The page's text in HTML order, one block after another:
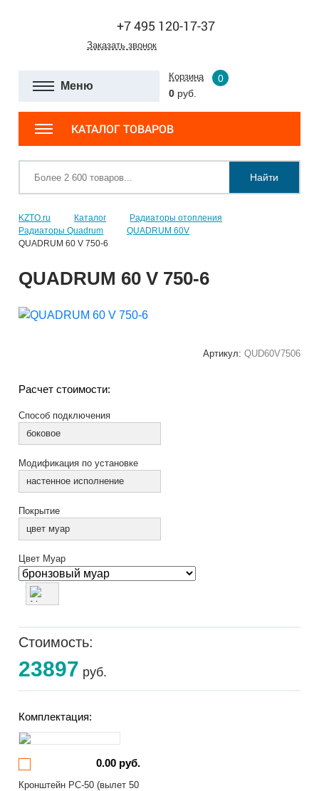
+7 495 120-17-37
Заказать звонок
Меню
Корзина
0
0 руб.
КАТАЛОГ ТОВАРОВ
Найти
KZTO.ru Каталог
Радиаторы отопления
Радиаторы Quadrum
QUADRUM 60V
QUADRUM 60 V 750-6
QUADRUM 60 V 750-6
Артикул: QUD60V7506
Расчет стоимости:
Способ подключения
боковое
Модификация по установке
настенное исполнение
Покрытие
цвет муар
Цвет Муар
Стоимость:
23897 руб.
Комплектация:
0.00 руб.
Кронштейн РС-50 (вылет 50